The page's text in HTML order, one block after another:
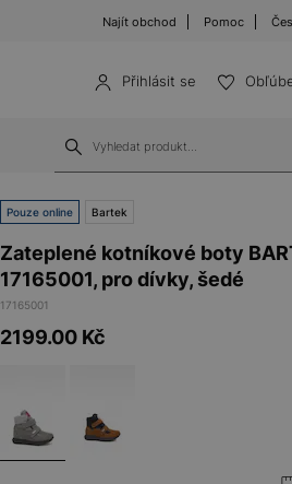
Najít obchod Pomoc
Přihlásit se
Pouze online Bartek
Zateplené kotníkové boty
17165001, pro dívky, šedé
17165001
2199.00 Kč